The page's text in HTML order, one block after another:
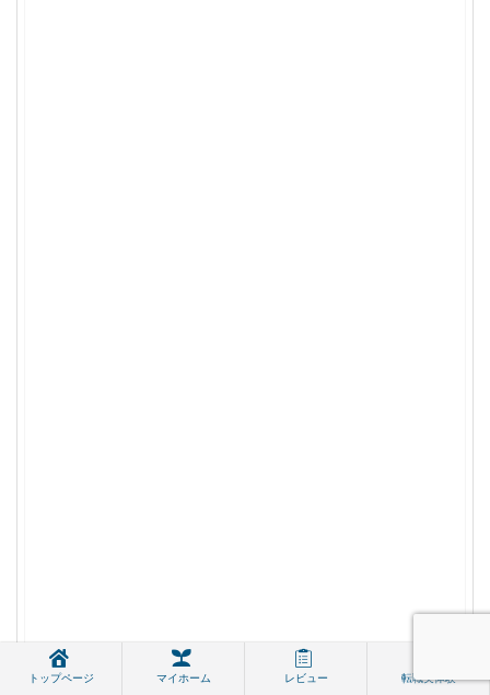
トップページ マイホーム レビュー 転職実体験